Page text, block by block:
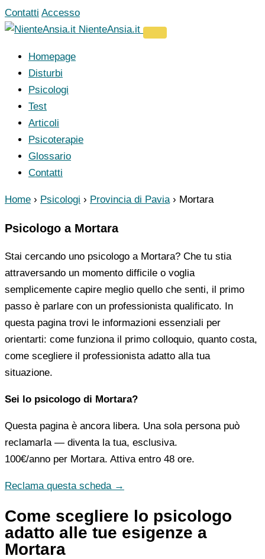
Vai
al
Contatti Accesso
NienteAnsia.it
Homepage
Disturbi
Psicologi
Test
Articoli
Psicoterapie
Glossario
Contatti
Home › Psicologi › Provincia di Pavia › Mortara
Psicologo a Mortara
Stai cercando uno psicologo a Mortara? Che tu stia
attraversando un momento difficile o voglia
semplicemente capire meglio quello che senti, il primo
passo è parlare con un professionista qualificato. In
questa pagina trovi le informazioni essenziali per
orientarti: come funziona il primo colloquio, quanto costa,
come scegliere il professionista adatto alla tua
situazione.
Sei lo psicologo di Mortara?
Questa pagina è ancora libera. Una sola persona può
reclamarla — diventa la tua, esclusiva.
100€/anno per Mortara. Attiva entro 48 ore.
Reclama questa scheda →
Come scegliere lo psicologo
adatto alle tue esigenze a
Mortara